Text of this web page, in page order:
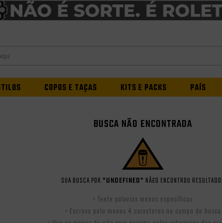
COPOS E TAÇAS KITS E PACKS PAÍS
BUSCA NÃO ENCONTRADA
SUA BUSCA POR "UNDEFINED" NÃ£O ENCONTROU
• Tente palavras menos específicas
• Escreva pelo menos 4 caracteres no campo de busca